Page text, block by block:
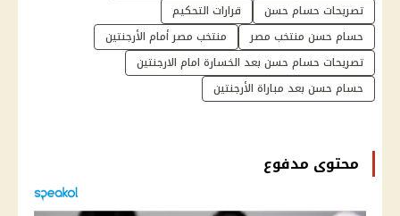
تصريحات حسام حسن
قرارات التحكيم
حسام حسن منتخب مصر
منتخب مصر أمام الأرجنتين
تصريحات حسام حسن بعد الخسارة امام الارجنتين
حسام حسن بعد مباراة الأرجنتين
محتوى مدفوع